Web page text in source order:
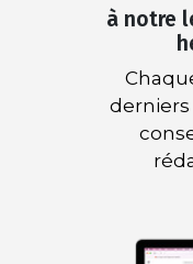
à notre
derniers